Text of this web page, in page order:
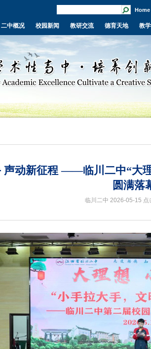
Home
二中概况 校园新闻 教研交流 德育天地 教
声动新征程 ——临川二中“大
圆满落
临川二中 2026-05-15 点